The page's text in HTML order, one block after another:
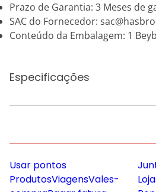
Prazo de Garantia: 3 Meses de
SAC do Fornecedor:
Conteúdo da Embalagem: 1
Especificações
Usar pontos
ProdutosViagensVales-